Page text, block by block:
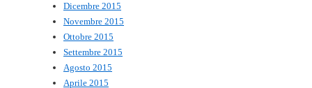
Dicembre 2015
Novembre 2015
Ottobre 2015
Settembre 2015
Agosto 2015
Aprile 2015